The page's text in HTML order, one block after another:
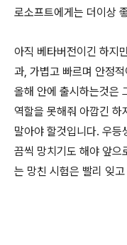
로소프트에게는 더이상
아직 베타버전이긴 하지
과, 가볍고 빠르며 안정
올해 안에 출시하는것은
역할을 못해줘 아깝긴 하
말아야 할것입니다. 우
끔씩 망치기도 해야 앞으
는 망친 시험은 빨리 잊